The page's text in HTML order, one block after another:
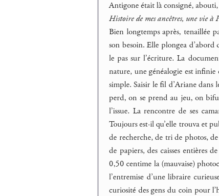
Antigone était là consigné,
Histoire de mes ancêtres, une vie à
Bien longtemps après, tenaillée
son besoin. Elle plongea
le pas sur l’écriture. La
nature, une généalogie est infinie
simple. Saisir le fil d’Ariane dans
perd, on se prend au jeu, on
l’issue. La rencontre de ses
Toujours est-il qu’elle trouva et
de recherche, de tri de photos,
de papiers, des caisses entières
0,50 centime la (mauvaise)
l’entremise d’une libraire
curiosité des gens du coin pour